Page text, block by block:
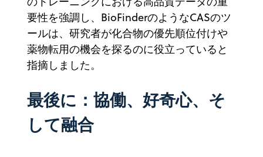
要性を強調し、BioFinderのようなCASのツ
ールは、研究者が化合物の優先順位付けや
薬物転用の機会を探るのに役立っていると
指摘しました。
最後に：協働、好奇心、そ
して融合